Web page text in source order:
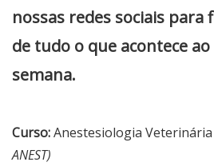
nossas redes sociais
de tudo o que acontece
semana.
Curso:Anestesiologia Veterinária
ANEST)